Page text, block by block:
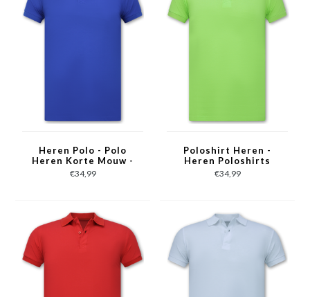
Heren Polo - Polo
Heren Korte Mouw -
Polo Shirt Heren -
Slim Fit - A150 -
€34,99
Poloshirt Heren -
Heren Poloshirts
Korte Mouw - Polo
Heren - Slim Fit - A150
€34,99